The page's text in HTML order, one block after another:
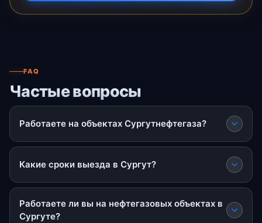
FAQ
Частые вопросы
Работаете на объектах Сургутнефтегаза?
Какие сроки выезда в Сургут?
Работаете ли вы на нефтегазовых объектах в
Сургуте?